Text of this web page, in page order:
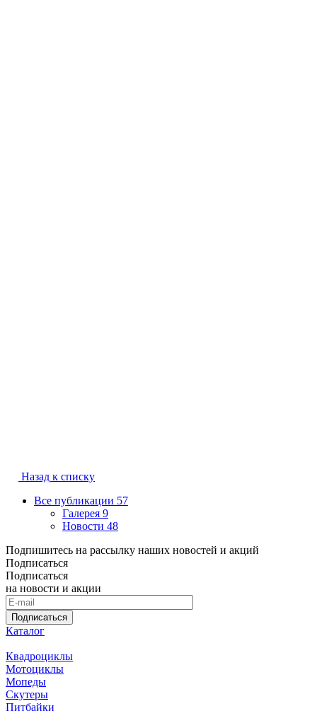
Назад к списку
Все публикации 57
Галерея 9
Новости 48
Подпишитесь на рассылку наших новостей и акций
Подписаться
Подписаться
на новости и акции
Подписаться
Каталог
Квадроциклы
Мотоциклы
Мопеды
Скутеры
Питбайки